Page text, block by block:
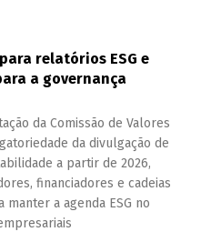
relatórios ESG e
a governança
da Comissão de Valores
da divulgação de
a partir de 2026,
financiadores e cadeias
a agenda ESG no